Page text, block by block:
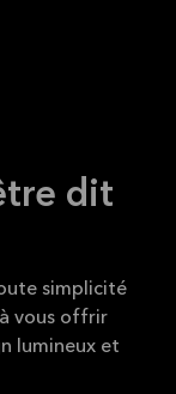
dit
simplicité
vous offrir
lumineux et